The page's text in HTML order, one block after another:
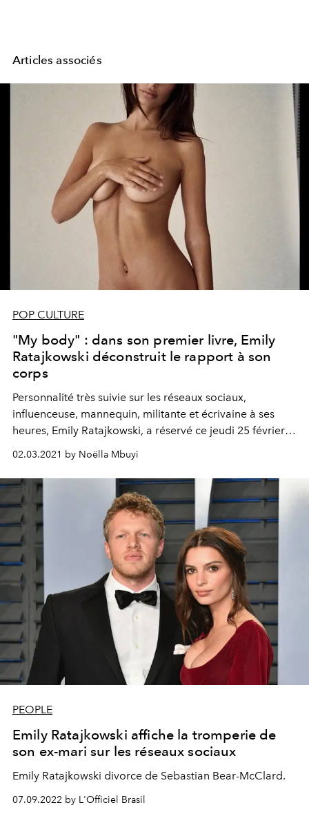
Articles associés
POP CULTURE
"My body" : dans son premier livre, Emily
Ratajkowski déconstruit le rapport à son
corps
Personnalité très suivie sur les réseaux sociaux,
influenceuse, mannequin, militante et écrivaine à ses
heures, Emily Ratajkowski, a réservé ce jeudi 25 février
millions d’abonnés, a dévoilé la couverture de "My
body", un ouvrage sur le féminisme et la fétichisation
des femmes par la culture, où elle confesse de
l’objectivation de son corps et les abus dont elle a été
victime.
02.03.2021 by Noëlla Mbuyi
PEOPLE
Emily Ratajkowski affiche la tromperie de
son ex-mari sur les réseaux sociaux
Emily Ratajkowski divorce de Sebastian Bear-McClard.
07.09.2022 by L'Officiel Brasil